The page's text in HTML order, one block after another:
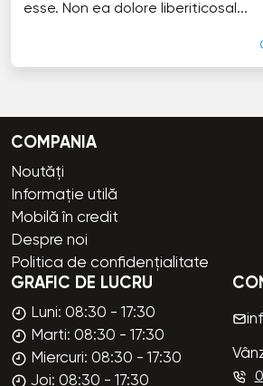
esse. Non ea dolore liberiticosal...
COMPANIA
Noutăți
Informație utilă
Mobilă în credit
Despre noi
Politica de confidențialitate
GRAFIC DE LUCRU
Luni: 08:30 - 17:30
Marti: 08:30 - 17:30
Miercuri: 08:30 - 17:30
Joi: 08:30 - 17:30